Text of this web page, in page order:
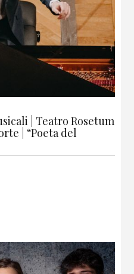
| Teatro Rosetum
| “Poeta del